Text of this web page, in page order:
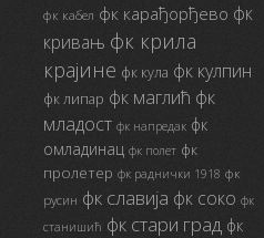
фк кабел фк карађорђево фк
кривањ фк крила
крајине фк кула фк кулпин
фк липар фк маглић фк
младост фк напредак фк
омладинац фк полет фк
пролетер фк раднички 1918 фк
русин фк славија фк соко фк
станишић фк стари град фк